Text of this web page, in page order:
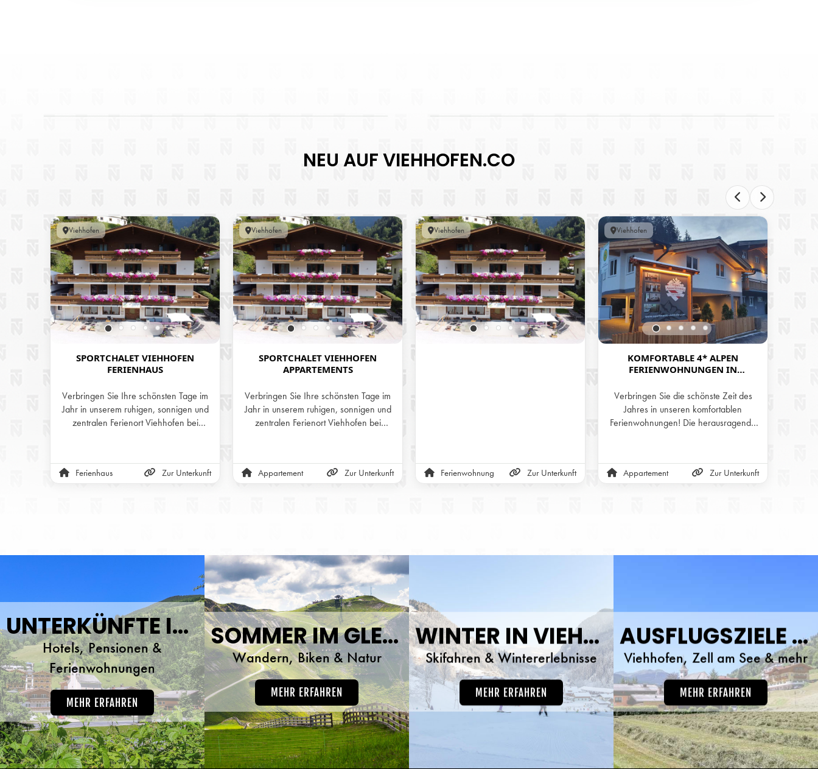
NEU AUF VIEHHOFEN.CO
Viehhofen
SPORTCHALET VIEHHOFEN
FERIENHAUS
Verbringen Sie Ihre schönsten Tage im
Jahr in unserem ruhigen, sonnigen und
zentralen Ferienort Viehhofen bei
tanken Sie in unserer atemberaubenden
Natur jene Energie, die Sie all den
Ferienwohnungen sind alle mit Liebe
zum Detail eingerichtet und haben alles,
was Sie für einen unbeschwerten
Urlaub bei uns benötigen.
Ferienhaus Zur Unterkunft
Viehhofen
SPORTCHALET VIEHHOFEN
APPARTEMENTS
Verbringen Sie Ihre schönsten Tage im
Jahr in unserem ruhigen, sonnigen und
zentralen Ferienort Viehhofen bei
tanken Sie in unserer atemberaubenden
Natur jene Energie, die Sie all den
Ferienwohnungen sind alle mit Liebe
zum Detail eingerichtet und haben alles,
was Sie für einen unbeschwerten
Urlaub bei uns benötigen.
Appartement Zur Unterkunft
Viehhofen
Ferienwohnung Zur Unterkunft
Viehhofen
KOMFORTABLE 4* ALPEN
FERIENWOHNUNGEN IN
LAND
Verbringen Sie die schönste Zeit des
Jahres in unseren komfortablen
Ferienwohnungen! Die herausragende
entspannenden Aufenthalt in modernen
und gemütlichen Wohnungen, umgeben
Appartement Zur Unterkunft
UNTERKÜNFTE IN VIEHHOFEN
Hotels, Pensionen &
Ferienwohnungen
MEHR ERFAHREN
SOMMER IM GLEMMTAL
Wandern, Biken & Natur
MEHR ERFAHREN
WINTER IN VIEHHOFEN
Skifahren & Wintererlebnisse
MEHR ERFAHREN
AUSFLUGSZIELE IM GLEMMTAL
Viehhofen, Zell am See & mehr
MEHR ERFAHREN